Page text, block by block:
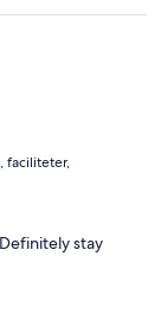
faciliteter,
stay